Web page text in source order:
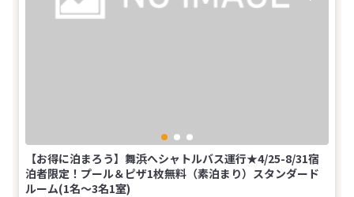
【お得に泊まろう】舞浜へシャトルバス運行★4/25-8/31宿
泊者限定！プール＆ピザ1枚無料（素泊まり）スタンダード
ルーム(1名～3名1室)